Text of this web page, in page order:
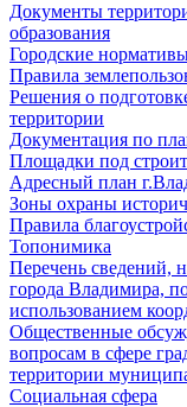
Документы
образования
Городские
Правила
Решения о
территории
Документация по
Площадки под
Адресный план
Зоны охраны
Правила
Топонимика
Перечень сведений,
города Владимира,
использованием
Общественные
вопросам в сфере
территории
Социальная сфера